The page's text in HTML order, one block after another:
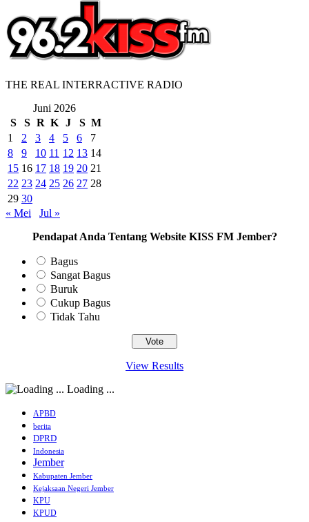
THE REAL INTERRACTIVE RADIO
Juni 2026
S
S R K J S M
1
2 3 4 5 6
7
8
9 10 11 12 13 14
15 16 17 18 19 20 21
22 23 24 25 26 27 28
29 30
« Mei
Jul »
Pendapat Anda Tentang Website KISS FM Jember?
Bagus
Sangat Bagus
Buruk
Cukup Bagus
Tidak Tahu
View Results
Loading ...
APBD
berita
DPRD
Indonesia
Jember
Kabupaten Jember
Kejaksaan Negeri Jember
KPU
KPUD